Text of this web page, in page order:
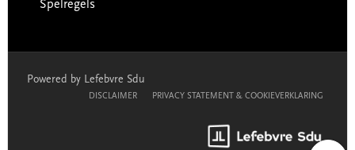
Spelregels
Powered by Lefebvre Sdu
DISCLAIMER PRIVACY STATEMENT & COOKIEVERKLARING